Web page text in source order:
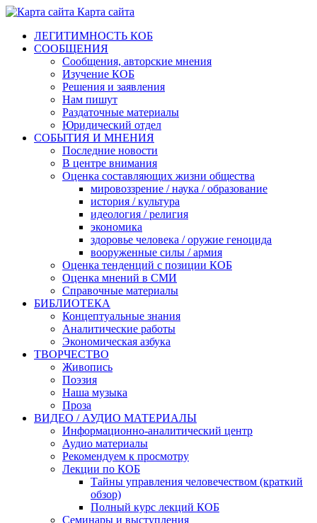
Карта сайта
ЛЕГИТИМНОСТЬ КОБ
СООБЩЕНИЯ
Сообщения, авторские мнения
Изучение КОБ
Решения и заявления
Нам пишут
Раздаточные материалы
Юридический отдел
СОБЫТИЯ И МНЕНИЯ
Последние новости
В центре внимания
Оценка составляющих жизни общества
мировоззрение / наука / образование
история / культура
идеология / религия
экономика
здоровье человека / оружие геноцида
вооруженные силы / армия
Оценка тенденций с позиции КОБ
Оценка мнений в СМИ
Справочные материалы
БИБЛИОТЕКА
Концептуальные знания
Аналитические работы
Экономическая азбука
ТВОРЧЕСТВО
Живопись
Поэзия
Наша музыка
Проза
ВИДЕО / АУДИО МАТЕРИАЛЫ
Информационно-аналитический центр
Аудио материалы
Рекомендуем к просмотру
Лекции по КОБ
Тайны управления человечеством (краткий
обзор)
Полный курс лекций КОБ
Семинары и выступления